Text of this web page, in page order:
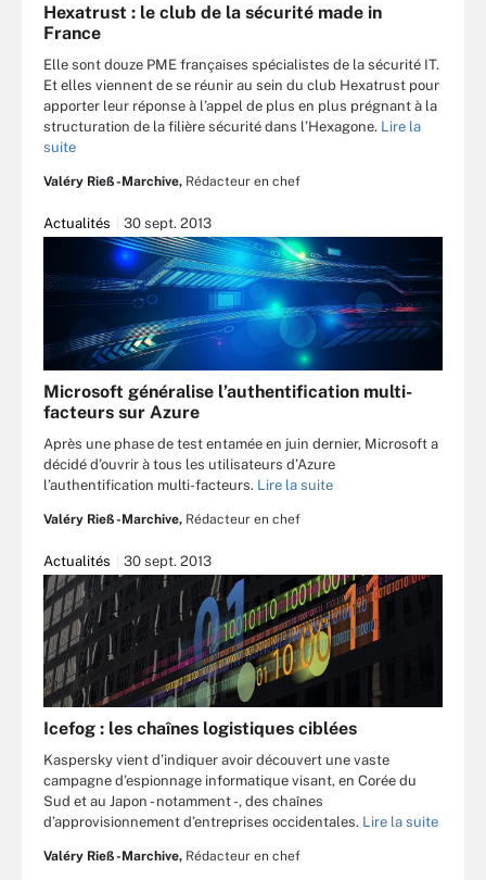
Hexatrust : le club de la sécurité made in
France
Elle sont douze PME françaises spécialistes de la sécurité IT.
Et elles viennent de se réunir au sein du club Hexatrust pour
apporter leur réponse à l’appel de plus en plus prégnant à la
structuration de la filière sécurité dans l’Hexagone. Lire la
suite
Valéry Rieß-Marchive, Rédacteur en chef
Actualités 30 sept. 2013
Microsoft généralise l’authentification multi-
facteurs sur Azure
Après une phase de test entamée en juin dernier, Microsoft a
décidé d’ouvrir à tous les utilisateurs d’Azure
l’authentification multi-facteurs. Lire la suite
Valéry Rieß-Marchive, Rédacteur en chef
Actualités 30 sept. 2013
Icefog : les chaînes logistiques ciblées
Kaspersky vient d’indiquer avoir découvert une vaste
campagne d’espionnage informatique visant, en Corée du
Sud et au Japon - notamment -, des chaînes
d’approvisionnement d’entreprises occidentales. Lire la suite
Valéry Rieß-Marchive, Rédacteur en chef